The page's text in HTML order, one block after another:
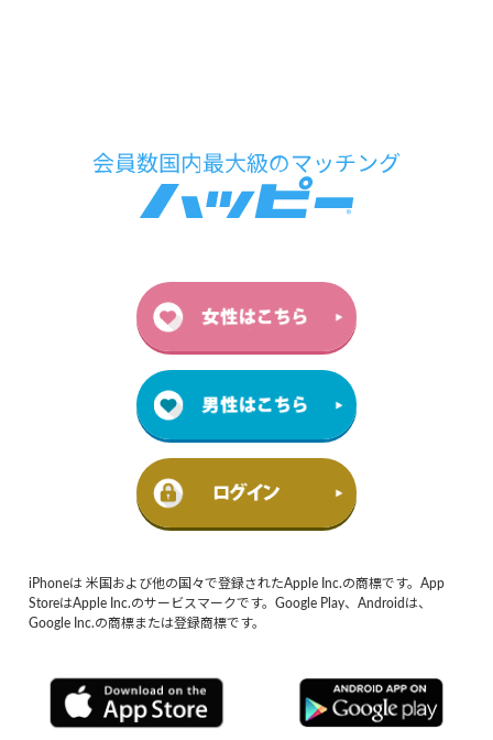
iPhoneは 米国および他の国々で登録されたApple Inc.の商標です。App
StoreはApple Inc.のサービスマークです。Google Play、Androidは、
Google Inc.の商標または登録商標です。